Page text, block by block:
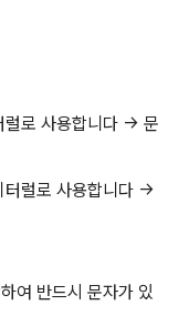
로 사용합니다 -> 문
럴로 사용합니다 ->
여 반드시 문자가 있